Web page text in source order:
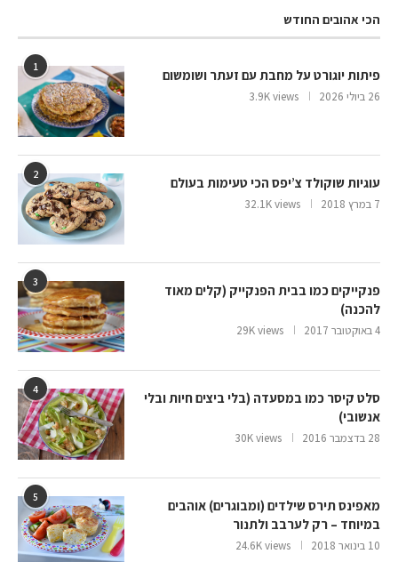
הכי אהובים החודש
1
פיתות יוגורט על מחבת עם זעתר ושומשום
26 ביולי 2026 3.9K views
2
עוגיות שוקולד צ’יפס הכי טעימות בעולם
7 במרץ 2018 32.1K views
3
פנקייקים כמו בבית הפנקייק (קלים מאוד
להכנה)
4 באוקטובר 2017 29K views
4
סלט קיסר כמו במסעדה (בלי ביצים חיות ובלי
אנשובי)
28 בדצמבר 2016 30K views
5
מאפינס תירס שילדים (ומבוגרים) אוהבים
במיוחד – רק לערבב ולתנור
10 בינואר 2018 24.6K views